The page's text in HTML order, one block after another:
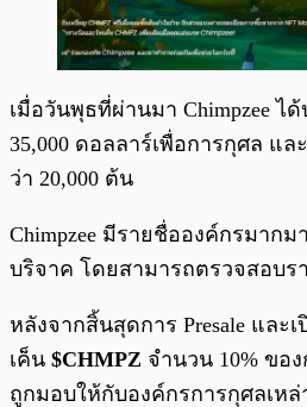
เมื่อวันพุธที่ผ่านมา Chimpzee ไ
35,000 ดอลลาร์เพื่อการกุศล แ
ว่า 20,000 ต้น
Chimpzee มีรายชื่อองค์กรมาก
บริจาค โดยสามารถตรวจสอบร
หลังจากสิ้นสุดการ Presale และ
เค็น $CHMPZ จำนวน 10% ขอ
ถูกมอบให้กับองค์กรการกุศลเห